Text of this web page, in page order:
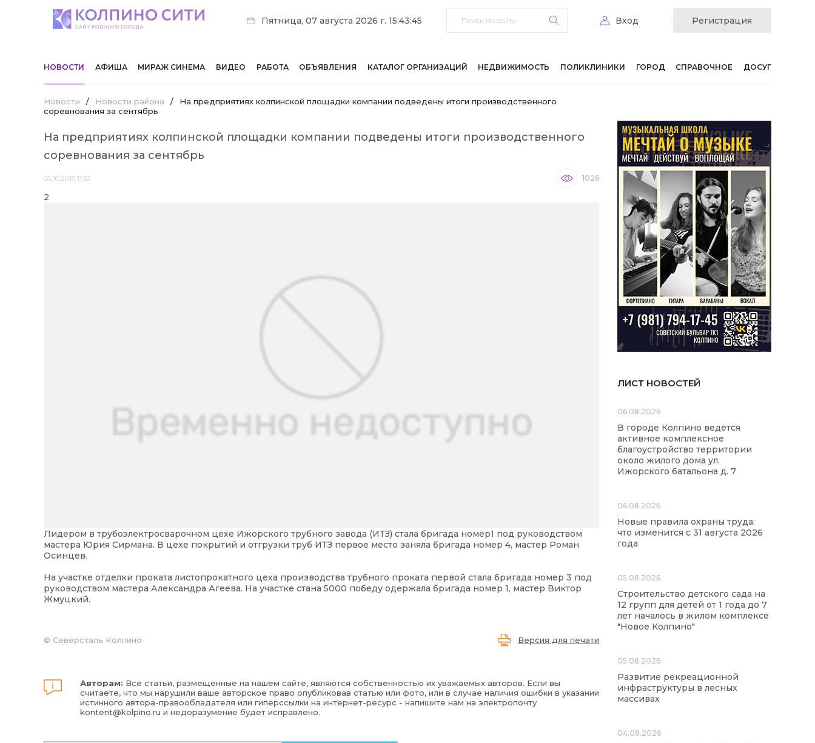
Пятница, 07 августа 2026 г. 15:43:45 Вход Регистрация
НОВОСТИ АФИША МИРАЖ СИНЕМА ВИДЕО РАБОТА ОБЪЯВЛЕНИЯ КАТАЛОГ ОРГАНИЗАЦИЙ НЕДВИЖИМОСТЬ ПОЛИКЛИНИКИ ГОРОД СПРАВОЧНОЕ ДОСУГ
Новости / Новости района /
На предприятиях колпинской площадки компании подведены итоги производственного
соревнования за сентябрь
На предприятиях колпинской площадки компании подведены итоги производственного
соревнования за сентябрь
05.10.2015 11:33 1026
2
Лидером в трубоэлектросварочном цехе Ижорского трубного завода (ИТЗ) стала бригада номер1 под руководством
мастера Юрия Сирмана. В цехе покрытий и отгрузки труб ИТЗ первое место заняла бригада номер 4, мастер Роман
Осинцев.
На участке отделки проката листопрокатного цеха производства трубного проката первой стала бригада номер 3 под
руководством мастера Александра Агеева. На участке стана 5000 победу одержала бригада номер 1, мастер Виктор
Жмуцкий.
© Северсталь Колпино Версия для печати
Авторам: Все статьи, размещенные на нашем сайте, являются собственностью их уважаемых авторов. Если вы
считаете, что мы нарушили ваше авторское право опубликовав статью или фото, или в случае наличия ошибки в указании
истинного автора-правообладателя или гиперссылки на интернет-ресурс - напишите нам на электропочту
kontent@kolpino.ru и недоразумение будет исправлено.
ЛИСТ НОВОСТЕЙ
06.08.2026
В городе Колпино ведется
активное комплексное
благоустройство территории
около жилого дома ул.
Ижорского батальона д. 7
06.08.2026
Новые правила охраны труда:
что изменится с 31 августа 2026
года
05.08.2026
Строительство детского сада на
12 групп для детей от 1 года до 7
лет началось в жилом комплексе
"Новое Колпино"
05.08.2026
Развитие рекреационной
инфраструктуры в лесных
массивах
04.08.2026